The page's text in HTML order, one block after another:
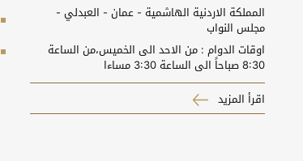
المملكة الاردنية الهاشمية - عمان - العبدلي -
مجلس النواب
اوقات الدوام : من الاحد الى الخميس،من الساعة
8:30 صباحاً الى الساعة 3:30 مساءا
اقرأ المزيد